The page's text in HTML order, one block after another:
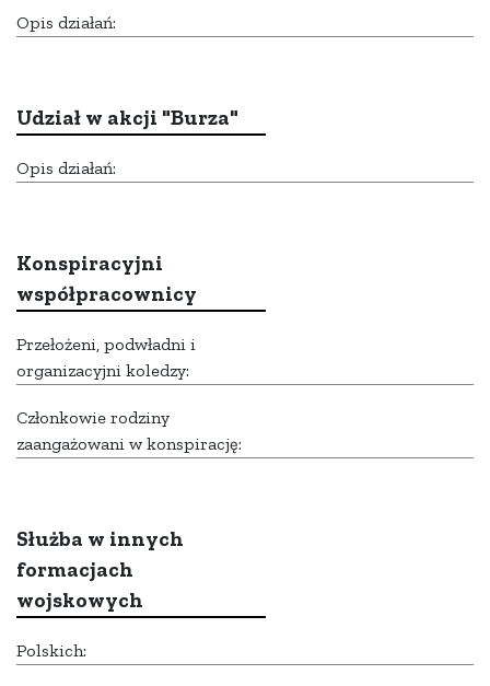
Opis działań:
Udział w akcji "Burza"
Opis działań:
Konspiracyjni
współpracownicy
Przełożeni, podwładni i
organizacyjni koledzy:
Członkowie rodziny
zaangażowani w konspirację:
Służba w innych
formacjach
wojskowych
Polskich: